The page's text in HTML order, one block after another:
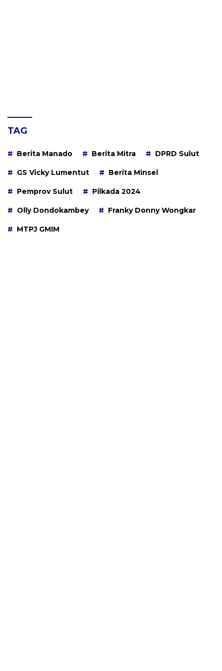
TAG
Berita Manado Berita Mitra DPRD Sulut
GS Vicky Lumentut Berita Minsel
Pemprov Sulut Pilkada 2024
Olly Dondokambey Franky Donny Wongkar
MTPJ GMIM